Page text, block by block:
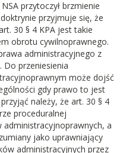
przytoczył brzmienie
przyjmuje się, że
30 § 4 KPA jest takie
obrotu cywilnoprawnego.
administracyjnego z
Do przeniesienia
może dojść
gdy prawo to jest
należy, że art. 30 § 4
proceduralnej
a
jako uprawniający
administracyjnych przez